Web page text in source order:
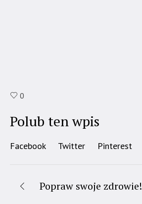
0
Polub ten wpis
Facebook Twitter Pinterest
Popraw swoje zdrowie!